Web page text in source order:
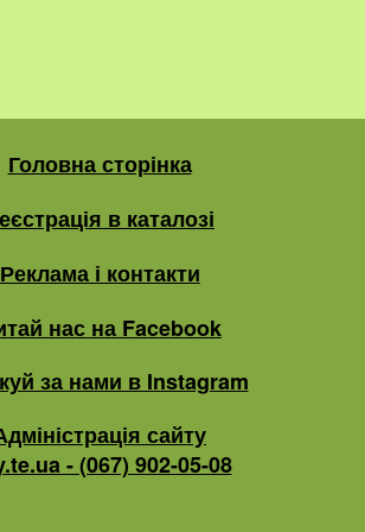
Головна сторінка
в каталозі
Реклама і контакти
нас на Facebook
за нами в Instagram
сайту
- (067) 902-05-08